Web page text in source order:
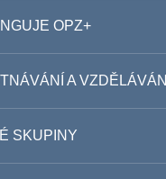
OPZ+
A VZDĚLÁVÁNÍ
SKUPINY